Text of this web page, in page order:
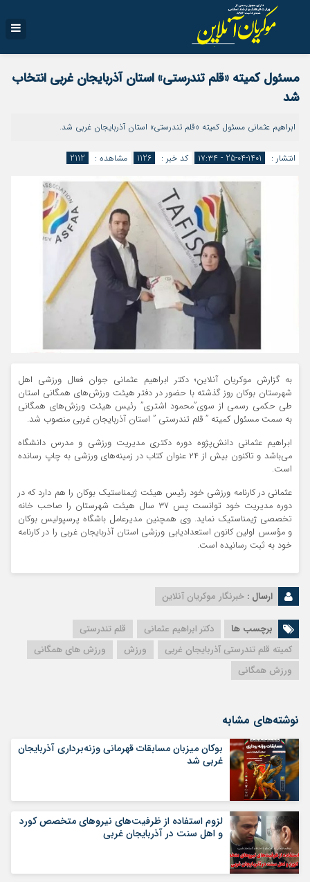
مسئول کمیته «قلم تندرستی» استان آذربایجان غربی انتخاب
شد
ابراهیم عثمانی مسئول کمیته «قلم تندرستی» استان آذربایجان غربی شد.
انتشار : 1401-04-25 - ۱۷:۳۴ کد خبر : 1126 مشاهده : 2112
به گزارش موکریان آنلاین؛ دکتر ابراهیم عثمانی جوان فعال ورزشی اهل
شهرستان بوکان روز گذشته با حضور در دفتر هیئت ورزش‌های همگانی استان
طی حکمی رسمی از سوی”محمود اشتری” رئیس هیئت ورزش‌های همگانی
به سمت مسئول کمیته ” قلم تندرستی ” استان آذربایجان غربی منصوب شد.
ابراهیم عثمانی دانش‌پژوه دوره دکتری مدیریت ورزشی و مدرس دانشگاه
می‌باشد و تاکنون بیش از ۲۴ عنوان کتاب در زمینه‌های ورزشی به چاپ رسانده
است.
عثمانی در کارنامه ورزشی خود رئیس هیئت ژیمناستیک بوکان را هم دارد که در
دوره مدیریت خود توانست پس ۳۷ سال هیئت شهرستان را صاحب خانه
تخصصی ژیمناستیک نماید. وی همچنین مدیرعامل باشگاه پرسپولیس بوکان
و مؤسس اولین کانون استعدادیابی ورزشی استان آذربایجان غربی را در کارنامه
خود به ثبت رسانیده است.
ارسال : خبرنگار موکریان آنلاین
برچسب ها دکتر ابراهیم عثمانی
قلم تندرستی
کمیته قلم تندرستی آذربایجان غربی
ورزش
ورزش های همگانی
ورزش همگانی
نوشته‌های مشابه
بوکان میزبان مسابقات قهرمانی وزنه‌برداری آذربایجان
غربی شد
لزوم استفاده از ظرفیت‌های نیروهای متخصص کورد
و اهل سنت در آذربایجان غربی